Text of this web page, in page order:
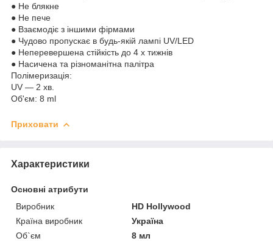
● Не блякне
● Не пече
● Взаємодіє з іншими фірмами
● Чудово пропускає в будь-якій лампі UV/LED
● Неперевершена стійкість до 4 х тижнів
● Насичена та різноманітна палітра
Полімеризація:
UV — 2 хв.
Об'єм: 8 ml
Приховати
Характеристики
Основні атрибути
Виробник
HD Hollywood
Країна виробник
Україна
Об`єм
8 мл